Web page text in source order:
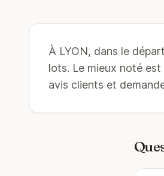
À LYON, dans le
lots. Le mieux noté est
avis clients et